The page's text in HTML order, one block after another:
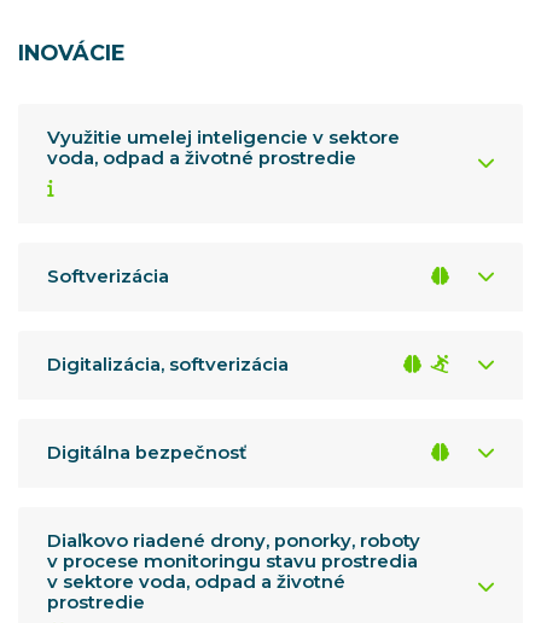
INOVÁCIE
Využitie umelej inteligencie v sektore
voda, odpad a životné prostredie
Softverizácia
Digitalizácia, softverizácia
Digitálna bezpečnosť
Diaľkovo riadené drony, ponorky, roboty
v procese monitoringu stavu prostredia
v sektore voda, odpad a životné
prostredie